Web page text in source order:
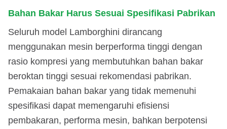
Bahan Bakar Harus Sesuai Spesifikasi Pabrikan
Seluruh model Lamborghini dirancang
menggunakan mesin berperforma tinggi dengan
rasio kompresi yang membutuhkan bahan bakar
beroktan tinggi sesuai rekomendasi pabrikan.
Pemakaian bahan bakar yang tidak memenuhi
spesifikasi dapat memengaruhi efisiensi
pembakaran, performa mesin, bahkan berpotensi